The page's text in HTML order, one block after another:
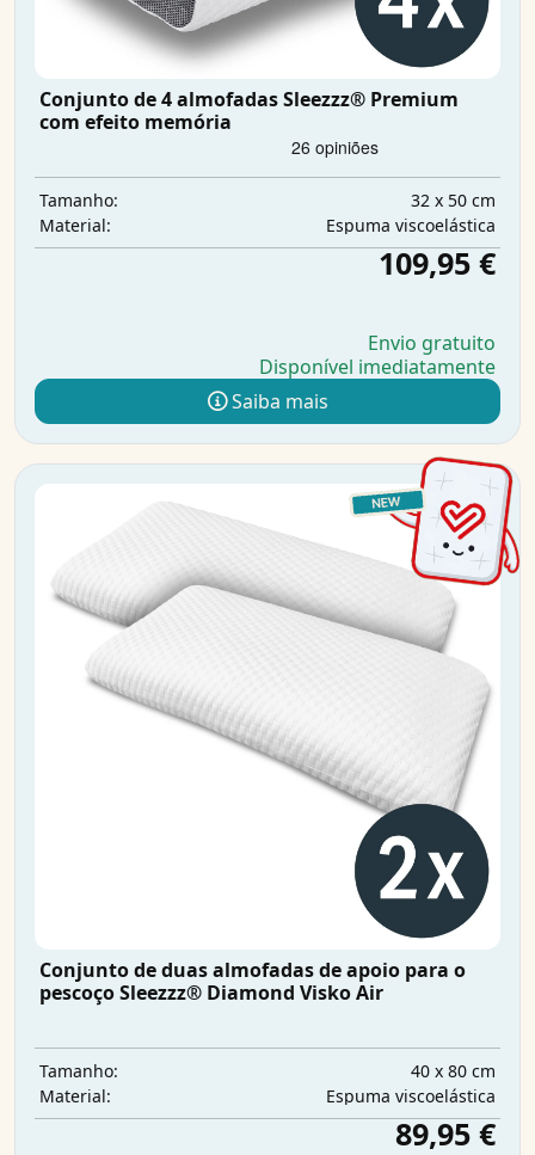
Conjunto de 4 almofadas Sleezzz® Premium
com efeito memória
Tamanho:
32 x 50 cm
Material:
Espuma viscoelástica
109,95 €
Envio gratuito
Disponível imediatamente
Saiba mais
Conjunto de duas almofadas de apoio para o
pescoço Sleezzz® Diamond Visko Air
Tamanho:
40 x 80 cm
Material:
Espuma viscoelástica
89,95 €